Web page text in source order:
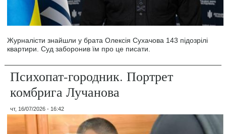
Журналісти знайшли у брата Олексія Сухачова 143 підозрілі
квартири. Суд заборонив їм про це писати.
Психопат-городник. Портрет
комбрига Лучанова
чт, 16/07/2026 - 16:42